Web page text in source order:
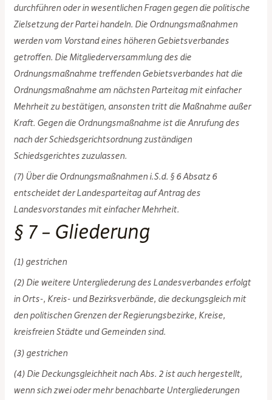
durchführen oder in wesentlichen Fragen gegen die politische
Zielsetzung der Partei handeln. Die Ordnungsmaßnahmen
werden vom Vorstand eines höheren Gebietsverbandes
getroffen. Die Mitgliederversammlung des die
Ordnungsmaßnahme treffenden Gebietsverbandes hat die
Ordnungsmaßnahme am nächsten Parteitag mit einfacher
Mehrheit zu bestätigen, ansonsten tritt die Maßnahme außer
Kraft. Gegen die Ordnungsmaßnahme ist die Anrufung des
nach der Schiedsgerichtsordnung zuständigen
Schiedsgerichtes zuzulassen.
(7) Über die Ordnungsmaßnahmen i.S.d. § 6 Absatz 6
entscheidet der Landesparteitag auf Antrag des
Landesvorstandes mit einfacher Mehrheit.
§ 7 – Gliederung
(1) gestrichen
(2) Die weitere Untergliederung des Landesverbandes erfolgt
in Orts-, Kreis- und Bezirksverbände, die deckungsgleich mit
den politischen Grenzen der Regierungsbezirke, Kreise,
kreisfreien Städte und Gemeinden sind.
(3) gestrichen
(4) Die Deckungsgleichheit nach Abs. 2 ist auch hergestellt,
wenn sich zwei oder mehr benachbarte Untergliederungen